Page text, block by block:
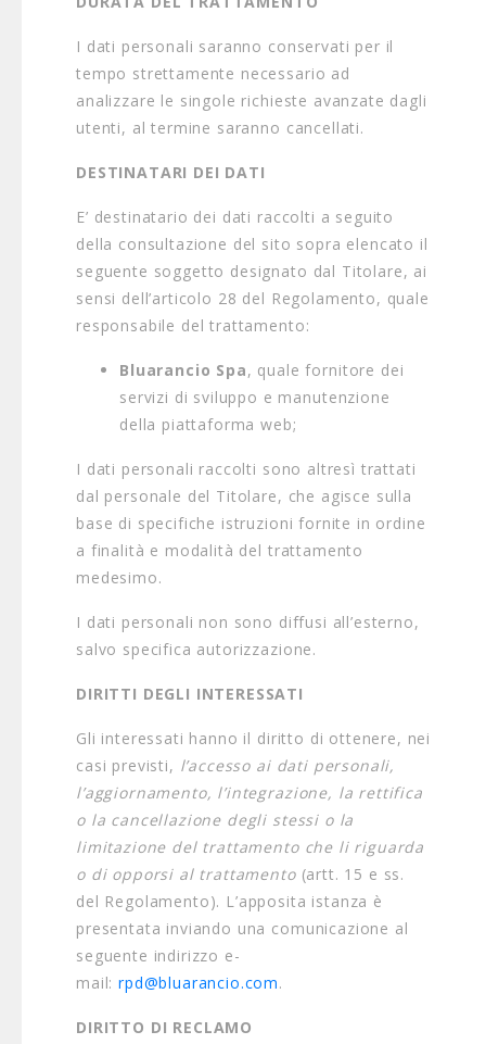
I dati personali saranno conservati per il
tempo strettamente necessario ad
analizzare le singole richieste avanzate dagli
utenti, al termine saranno cancellati.
DESTINATARI DEI DATI
E’ destinatario dei dati raccolti a seguito
della consultazione del sito sopra elencato il
seguente soggetto designato dal Titolare, ai
sensi dell’articolo 28 del Regolamento, quale
responsabile del trattamento:
Bluarancio Spa, quale fornitore dei
servizi di sviluppo e manutenzione
della piattaforma web;
I dati personali raccolti sono altresì trattati
dal personale del Titolare, che agisce sulla
base di specifiche istruzioni fornite in ordine
a finalità e modalità del trattamento
medesimo.
I dati personali non sono diffusi all’esterno,
salvo specifica autorizzazione.
DIRITTI DEGLI INTERESSATI
Gli interessati hanno il diritto di ottenere, nei
casi previsti, l’accesso ai dati personali,
l’aggiornamento, l’integrazione, la rettifica
o la cancellazione degli stessi o la
limitazione del trattamento che li riguarda
o di opporsi al trattamento(artt. 15 e ss.
del Regolamento). L’apposita istanza è
presentata inviando una comunicazione al
seguente indirizzo e-
mail:rpd@bluarancio.com.
DIRITTO DI RECLAMO